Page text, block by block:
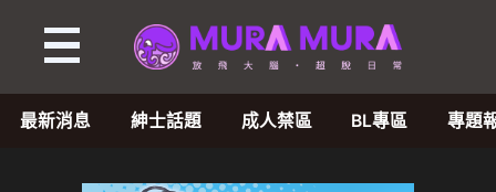
最新消息 紳士話題 成人禁區 BL專區 專題